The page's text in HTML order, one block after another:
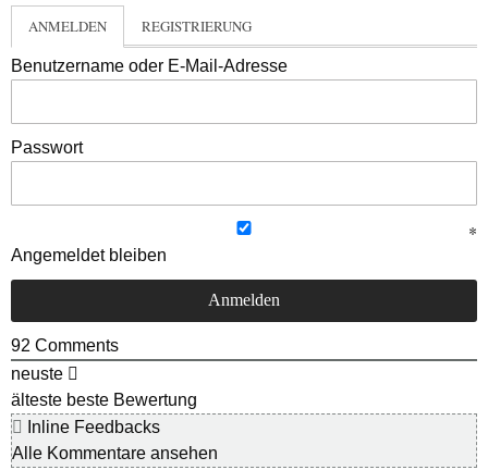
ANMELDEN REGISTRIERUNG
Benutzername oder E-Mail-Adresse
Passwort
Angemeldet bleiben
92 Comments
neuste
älteste beste Bewertung
Inline Feedbacks
Alle Kommentare ansehen